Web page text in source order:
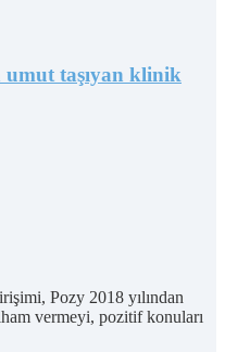
umut taşıyan klinik
Pozy 2018 yılından
vermeyi, pozitif konuları